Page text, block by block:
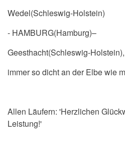
Wedel(Schleswig-Holstein)
- HAMBURG(Hamburg)–
Geesthacht(Schleswig-Holstein),
immer so dicht an der Elbe wie
Allen Läufern: 'Herzlichen
Leistung!'